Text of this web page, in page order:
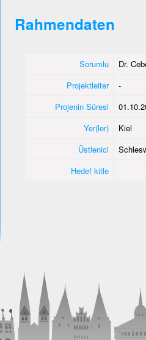
Rahmendaten
Sorumlu
Dr.
Projektleiter
-
Projenin Süresi
Yer(ler)
Kiel
Üstlenici
Hedef kitle